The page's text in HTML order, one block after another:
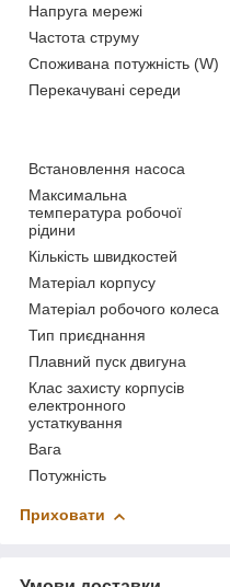
Напруга мережі
Частота струму
Споживана потужність (W)
Перекачувані середи
Встановлення насоса
Максимальна
температура робочої
рідини
Кількість швидкостей
Матеріал корпусу
Матеріал робочого колеса
Тип приєднання
Плавний пуск двигуна
Клас захисту корпусів
електронного
устаткування
Вага
Потужність
Приховати